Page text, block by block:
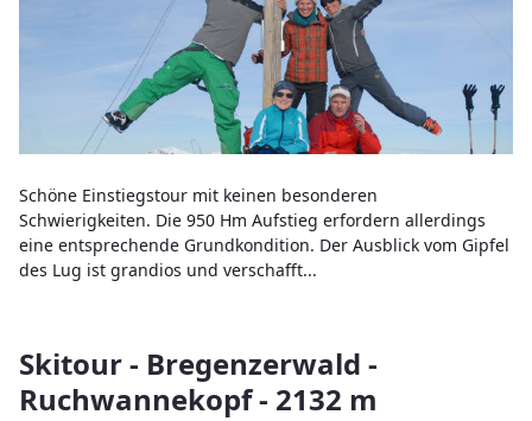
Schöne Einstiegstour mit keinen besonderen
Schwierigkeiten. Die 950 Hm Aufstieg erfordern allerdings
eine entsprechende Grundkondition. Der Ausblick vom Gipfel
des Lug ist grandios und verschafft...
Skitour - Bregenzerwald -
Ruchwannekopf - 2132 m